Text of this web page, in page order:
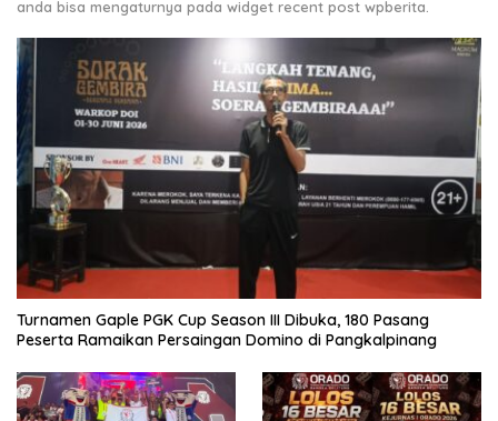
anda bisa mengaturnya pada widget recent post wpberita.
Turnamen Gaple PGK Cup Season III Dibuka, 180 Pasang
Peserta Ramaikan Persaingan Domino di Pangkalpinang